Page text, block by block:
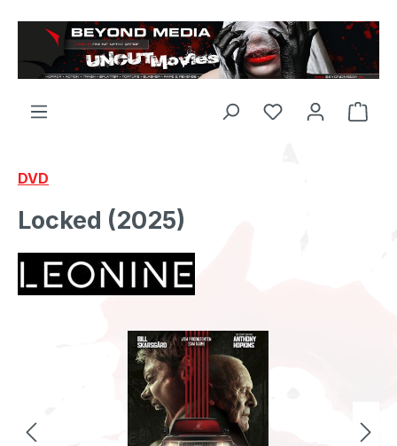
Zum Hauptinhalt springen
DVD
Locked (2025)
Bildergalerie überspringen